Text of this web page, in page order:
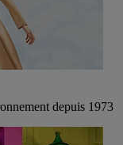
depuis 1973